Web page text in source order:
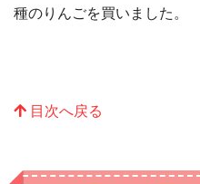
種のりんごを買いました。
目次へ戻る